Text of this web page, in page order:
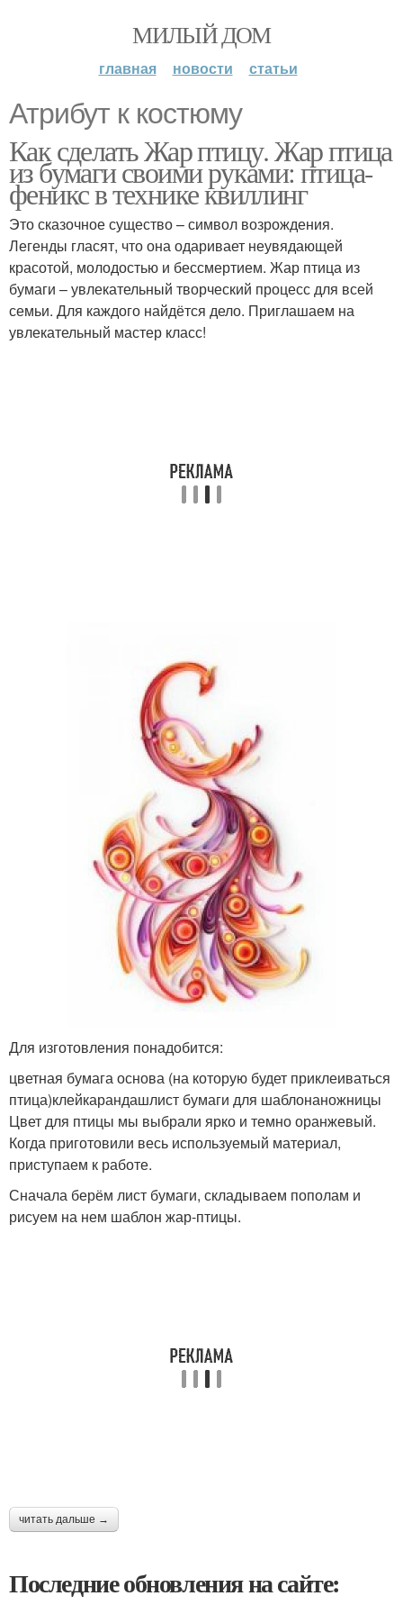
МИЛЫЙ ДОМ
главная новости статьи
Атрибут к костюму
Как сделать Жар птицу. Жар птица
из бумаги своими руками: птица-
феникс в технике квиллинг
Это сказочное существо – символ возрождения.
Легенды гласят, что она одаривает неувядающей
красотой, молодостью и бессмертием. Жар птица из
бумаги – увлекательный творческий процесс для всей
семьи. Для каждого найдётся дело. Приглашаем на
увлекательный мастер класс!
Для изготовления понадобится:
цветная бумага основа (на которую будет приклеиваться
птица)клейкарандашлист бумаги для шаблонаножницы
Цвет для птицы мы выбрали ярко и темно оранжевый.
Когда приготовили весь используемый материал,
приступаем к работе.
Сначала берём лист бумаги, складываем пополам и
рисуем на нем шаблон жар-птицы.
читать дальше →
Последние обновления на сайте: